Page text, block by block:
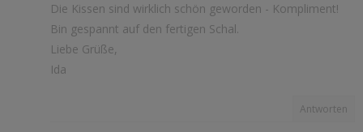
Die Kissen sind wirklich schön geworden - Kompliment!
Bin gespannt auf den fertigen Schal.
Liebe Grüße,
Ida
Antworten